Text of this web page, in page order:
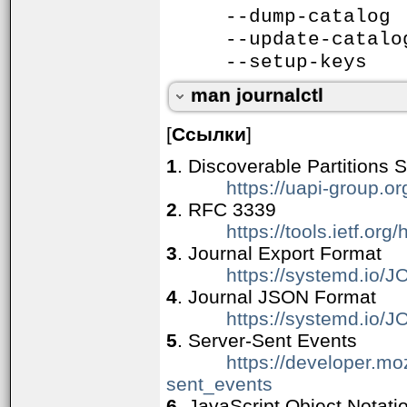
--dump-
--update-
--setup-
man journalctl
Покажет в реальном времени
           journalctl -f -u apache
СМ. ТАКЖЕ
systemd(1), systemd-cat(1),
journald.conf(5),
systemd 255
[Ссылки]
1. Discoverable Partitions
https://uapi-
2. RFC 3339
https://tools.ietf.org/
3. Journal Export Format
https://systemd.io/
4. Journal JSON Format
https://systemd.io/
5. Server-Sent Events
https://
sent_events